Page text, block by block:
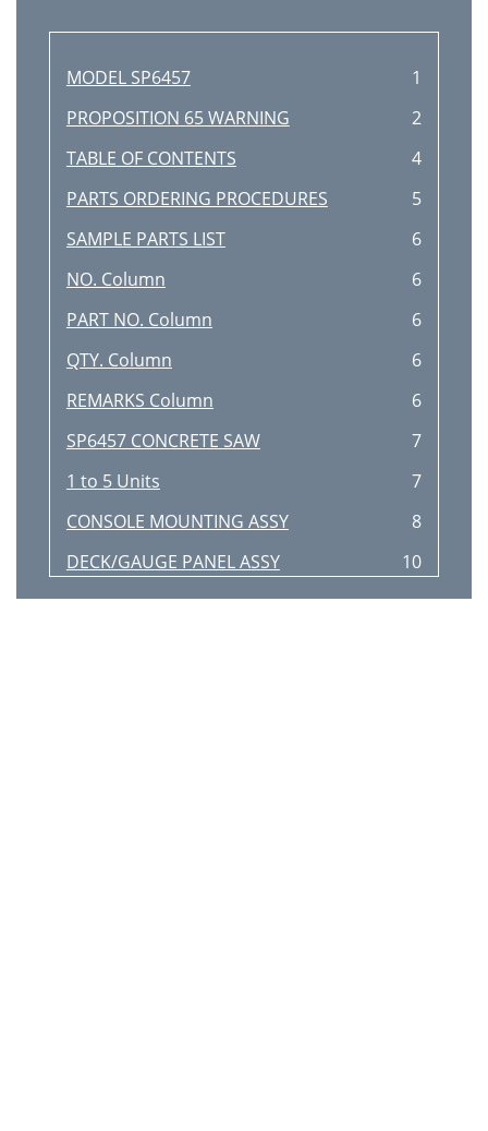
MODEL SP6457
1
PROPOSITION 65 WARNING
2
TABLE OF CONTENTS
4
PARTS ORDERING PROCEDURES
5
SAMPLE PARTS LIST
6
NO. Column
6
PART NO. Column
6
QTY. Column
6
REMARKS Column
6
SP6457 CONCRETE SAW
7
1 to 5 Units
7
CONSOLE MOUNTING ASSY
8
DECK/GAUGE PANEL ASSY
10
NAMEPLATE AND DECALS ASSY
12